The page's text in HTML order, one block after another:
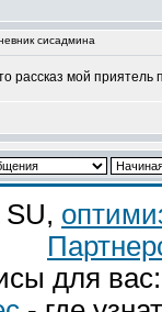
сисадмина
рассказ мой приятель
для